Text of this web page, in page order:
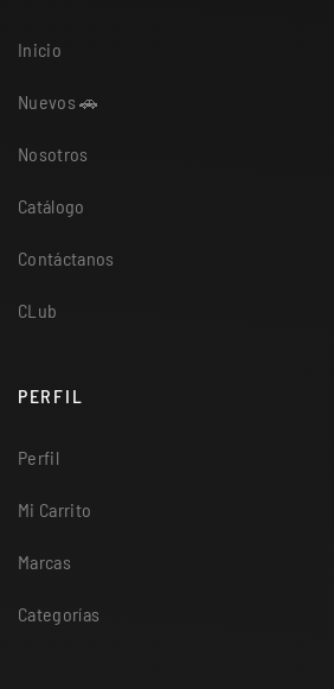
Inicio
Nuevos 🚗
Nosotros
Catálogo
Contáctanos
CLub
PERFIL
Perfil
Mi Carrito
Marcas
Categorías